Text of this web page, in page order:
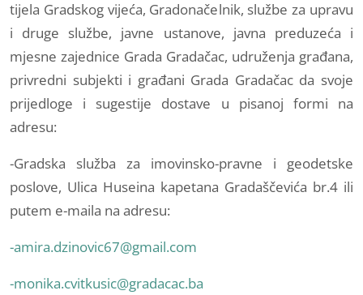
tijela Gradskog vijeća, Gradonačelnik, službe za upravu
i druge službe, javne ustanove, javna preduzeća i
mjesne zajednice Grada Gradačac, udruženja građana,
privredni subjekti i građani Grada Gradačac da svoje
prijedloge i sugestije dostave u pisanoj formi na
adresu:
-Gradska služba za imovinsko-pravne i geodetske
poslove, Ulica Huseina kapetana Gradaščevića br.4 ili
putem e-maila na adresu:
-amira.dzinovic67@gmail.com
-monika.cvitkusic@gradacac.ba